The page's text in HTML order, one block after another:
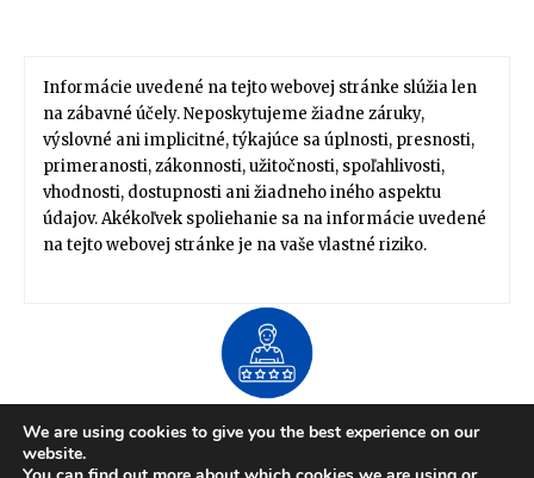
Informácie uvedené na tejto webovej stránke slúžia len
na zábavné účely. Neposkytujeme žiadne záruky,
výslovné ani implicitné, týkajúce sa úplnosti, presnosti,
primeranosti, zákonnosti, užitočnosti, spoľahlivosti,
vhodnosti, dostupnosti ani žiadneho iného aspektu
údajov. Akékoľvek spoliehanie sa na informácie uvedené
na tejto webovej stránke je na vaše vlastné riziko.
About US
Zdravie / Životný štýl
Domov / Záhrada
Financie / Práca / Kariéra
Móda / Štýl Tipy / Návody
We are using cookies to give you the best experience on our
website.